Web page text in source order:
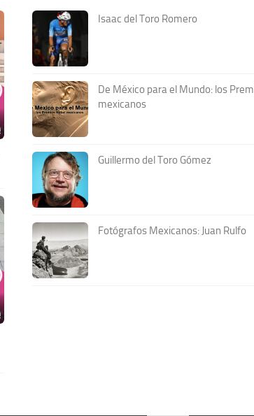
Isaac del Toro Romero
De México para el Mundo: los
mexicanos
Guillermo del Toro Gómez
Fotógrafos Mexicanos: Juan Rulfo